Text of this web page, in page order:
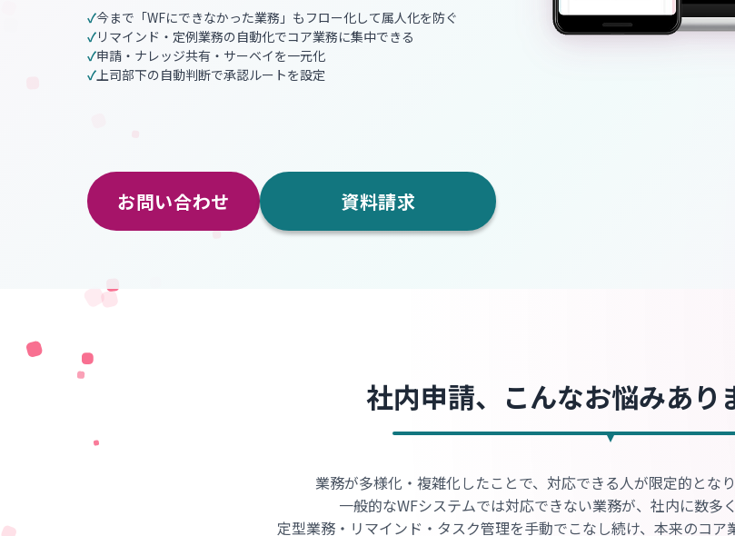
今まで「WFにできなかった業務」もフロー化して属人化を防ぐ
リマインド・定例業務の自動化でコア業務に集中できる
申請・ナレッジ共有・サーベイを一元化
上司部下の自動判断で承認ルートを設定
お問い合わせ 資料請求
社内申請、こんなお悩みあり
業務が多様化・複雑化したことで、対応できる人が限定的とな
一般的なWFシステムでは対応できない業務が、社内に数多
定型業務・リマインド・タスク管理を手動でこなし続け、本来のコア